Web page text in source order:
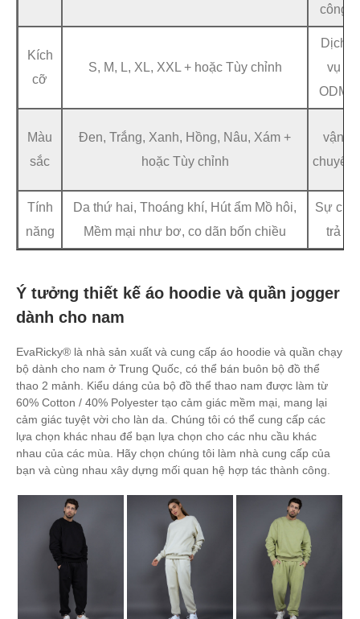
công
Kích
cỡ
S, M, L, XL, XXL + hoặc Tùy chỉnh
Dịch
vụ
ODM
Màu
sắc
Đen, Trắng, Xanh, Hồng, Nâu, Xám +
hoặc Tùy chỉnh
vận
chuyển
Tính
năng
Da thứ hai, Thoáng khí, Hút ẩm Mồ hôi,
Mềm mại như bơ, co dãn bốn chiều
Sự chi
trả
Ý tưởng thiết kế áo hoodie và quần jogger
dành cho nam
EvaRicky® là nhà sản xuất và cung cấp áo hoodie và quần chạy
bộ dành cho nam ở Trung Quốc, có thể bán buôn bộ đồ thể
thao 2 mảnh. Kiểu dáng của bộ đồ thể thao nam được làm từ
60% Cotton / 40% Polyester tạo cảm giác mềm mại, mang lại
cảm giác tuyệt vời cho làn da. Chúng tôi có thể cung cấp các
lựa chọn khác nhau để bạn lựa chọn cho các nhu cầu khác
nhau của các mùa. Hãy chọn chúng tôi làm nhà cung cấp của
bạn và cùng nhau xây dựng mối quan hệ hợp tác thành công.